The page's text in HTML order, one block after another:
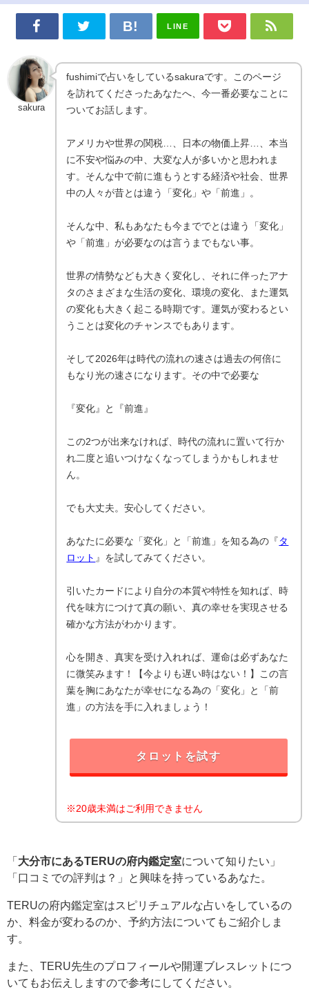
LINE
sakura
fushimiで占いをしているsakuraです。このページ
を訪れてくださったあなたへ、今一番必要なことに
ついてお話します。
アメリカや世界の関税…、日本の物価上昇…、本当
に不安や悩みの中、大変な人が多いかと思われま
す。そんな中で前に進もうとする経済や社会、世界
中の人々が昔とは違う「変化」や「前進」。
そんな中、私もあなたも今まででとは違う「変化」
や「前進」が必要なのは言うまでもない事。
世界の情勢なども大きく変化し、それに伴ったアナ
タのさまざまな生活の変化、環境の変化、また運気
の変化も大きく起こる時期です。運気が変わるとい
うことは変化のチャンスでもあります。
そして2026年は時代の流れの速さは過去の何倍に
もなり光の速さになります。その中で必要な
『変化』と『前進』
この2つが出来なければ、時代の流れに置いて行か
れ二度と追いつけなくなってしまうかもしれませ
ん。
でも大丈夫。安心してください。
あなたに必要な「変化」と「前進」を知る為の『 タ
ロット 』を試してみてください。
引いたカードにより自分の本質や特性を知れば、時
代を味方につけて真の願い、真の幸せを実現させる
確かな方法がわかります。
心を開き、真実を受け入れれば、運命は必ずあなた
に微笑みます！【今よりも遅い時はない！】この言
葉を胸にあなたが幸せになる為の「変化」と「前
進」の方法を手に入れましょう！
タロットを試す
※20歳未満はご利用できません
「 大分市にあるTERUの府内鑑定室について知りたい」
「口コミでの評判は？」と興味を持っているあなた。
TERUの府内鑑定室はスピリチュアルな占いをしているの
か、料金が変わるのか、予約方法についてもご紹介しま
す。
また、TERU先生のプロフィールや開運ブレスレットにつ
いてもお伝えしますので参考にしてください。